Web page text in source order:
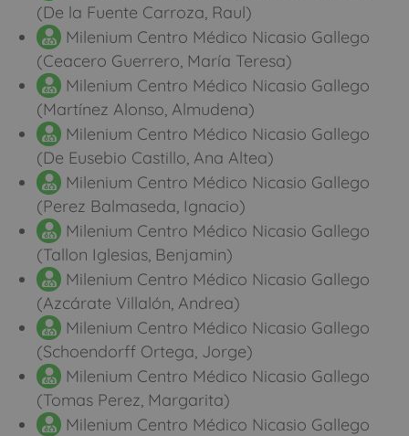
(De la Fuente Carroza, Raul)
Milenium Centro Médico Nicasio Gallego
(Ceacero Guerrero, María Teresa)
Milenium Centro Médico Nicasio Gallego
(Martínez Alonso, Almudena)
Milenium Centro Médico Nicasio Gallego
(De Eusebio Castillo, Ana Altea)
Milenium Centro Médico Nicasio Gallego
(Perez Balmaseda, Ignacio)
Milenium Centro Médico Nicasio Gallego
(Tallon Iglesias, Benjamin)
Milenium Centro Médico Nicasio Gallego
(Azcárate Villalón, Andrea)
Milenium Centro Médico Nicasio Gallego
(Schoendorff Ortega, Jorge)
Milenium Centro Médico Nicasio Gallego
(Tomas Perez, Margarita)
Milenium Centro Médico Nicasio Gallego